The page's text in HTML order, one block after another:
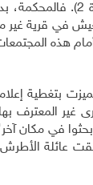
الاقتصادية والاجتماعية والثقافية)، والحق في مستوى معيشي لائق (المادة 11)،
في قرية غير
هذه
بتغطية
غير المعترف
في مكان
عائلة